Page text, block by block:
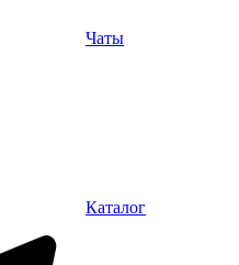
Чаты
Каталог